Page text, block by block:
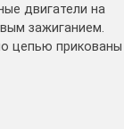
двигатели на
зажиганием.
цепью прикованы